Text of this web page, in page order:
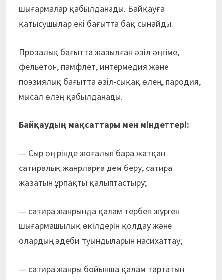
шығармалар қабылданады. Байқауға
қатысушылар екі бағытта бақ сынайды.
Прозалық бағытта жазылған әзіл әңгіме,
фельетон, памфлет, интермедия және
поэзиялық бағытта әзіл-сықақ өлең, пародия,
мысал өлең қабылданады.
Байқаудың мақсаттары мен міндеттері:
— Сыр өңірінде жоғалып бара жатқан
сатиралық жанрларға дем беру, сатира
жазатын ұрпақты қалыптастыру;
— сатира жанрында қалам тербеп жүрген
шығармашылық өкілдерін қолдау және
олардың әдеби туындыларын насихаттау;
— сатира жанры бойынша қалам тартатын